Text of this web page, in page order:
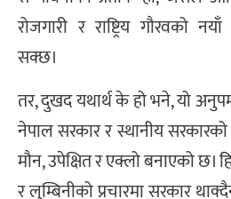
रोजगारी र राष्ट्रिय गौरवको
सक्छ।
तर, दुखद यथार्थ के हो भने, यो
नेपाल सरकार र स्थानीय
मौन, उपेक्षित र एक्लो बनाएको छ।
र लुम्बिनीको प्रचारमा सरकार